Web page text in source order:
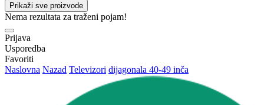
Prikaži sve proizvode
Nema rezultata za traženi pojam!
Prijava
Usporedba
Favoriti
Naslovna Nazad Televizori dijagonala 40-49 inča